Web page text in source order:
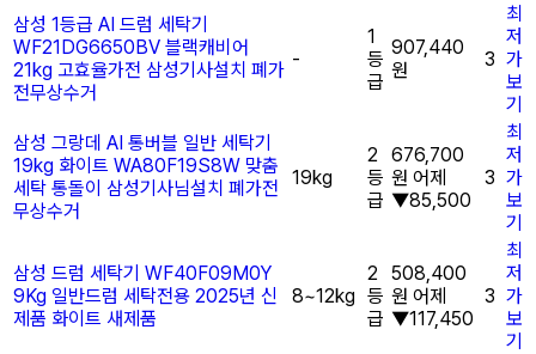
삼성 1등급 AI 드럼 세탁기
WF21DG6650BV 블랙캐비어
21kg 고효율가전 삼성기사설치 폐가
전무상수거
-
1
등
급
907,440
원
3
최
저
가
보
기
삼성 그랑데 AI 통버블 일반 세탁기
19kg 화이트 WA80F19S8W 맞춤
세탁 통돌이 삼성기사님설치 폐가전
무상수거
19kg
2
등
급
676,700
원 어제
▼85,500
3
최
저
가
보
기
삼성 드럼 세탁기 WF40F09M0Y
9Kg 일반드럼 세탁전용 2025년 신
제품 화이트 새제품
8~12kg
2
등
급
508,400
원 어제
▼117,450
3
최
저
가
보
기